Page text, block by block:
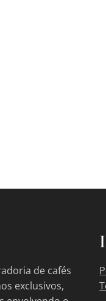
de cafés
exclusivos,